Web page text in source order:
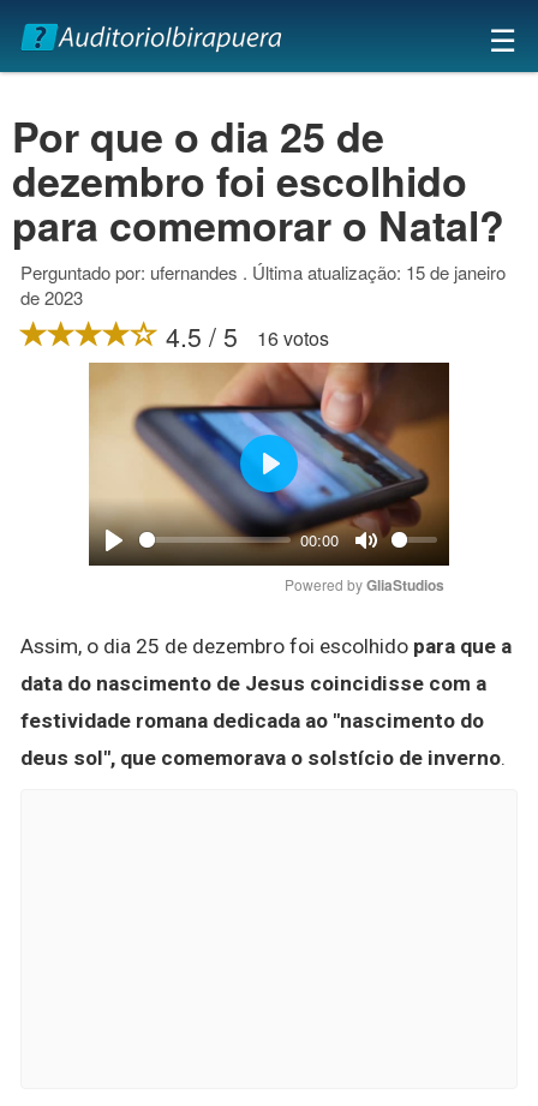
×
☰
Por que o dia 25 de
dezembro foi escolhido
para comemorar o Natal?
Perguntado por: ufernandes . Última atualização: 15 de janeiro
de 2023
4.5 / 5 16 votos
Play
00:00
Mute
Play
Powered by GliaStudios
Assim, o dia 25 de dezembro foi escolhido para que a
data do nascimento de Jesus coincidisse com a
festividade romana dedicada ao "nascimento do
deus sol", que comemorava o solstício de inverno.